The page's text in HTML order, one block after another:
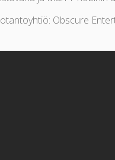
Obscure